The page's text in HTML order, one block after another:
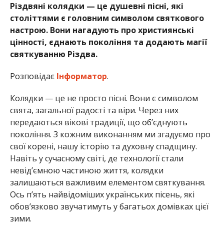
Різдвяні колядки — це душевні пісні, які
століттями є головним символом святкового
настрою. Вони нагадують про християнські
цінності, єднають покоління та додають магії
святкуванню Різдва.
Розповідає Інформатор.
Колядки — це не просто пісні. Вони є символом
свята, загальної радості та віри. Через них
передаються вікові традиції, що об’єднують
покоління. З кожним виконанням ми згадуємо про
свої корені, нашу історію та духовну спадщину.
Навіть у сучасному світі, де технології стали
невід’ємною частиною життя, колядки
залишаються важливим елементом святкування.
Ось п’ять найвідоміших українських пісень, які
обов’язково звучатимуть у багатьох домівках цієї
зими.